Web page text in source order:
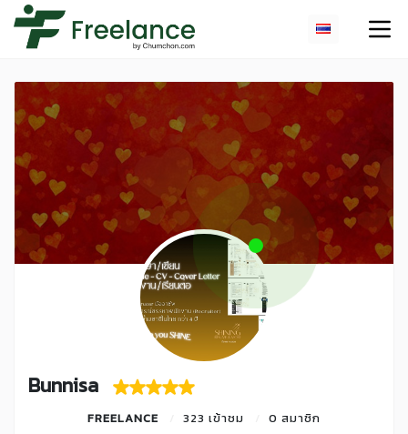
Bunnisa
FREELANCE 323 เข้าชม 0 สมาชิก